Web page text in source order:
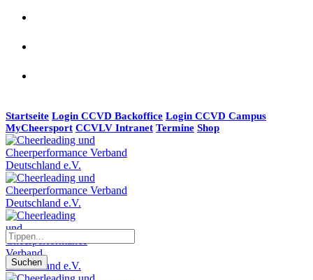
Startseite Login CCVD Backoffice Login CCVD Campus
MyCheersport CCVLV Intranet Termine Shop
Suchen